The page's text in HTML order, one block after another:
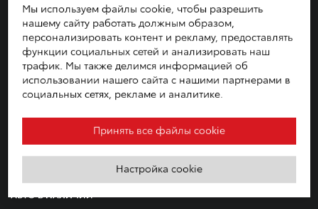
СКАЧАТЬ БРОШЮРЫ
УСЛОВИЯ ПРОДАЖ, ИСПОЛЬЗОВАНИЯ И ОБСЛУЖИВАНИЯ
АВТОМОБИЛЕЙ
МОДЕЛЬНЫЙ РЯД
АВТО В НАЛИЧИИ
Мы используем файлы cookie, чтобы разрешить
нашему сайту работать должным образом,
персонализировать контент и рекламу, предоставлять
функции социальных сетей и анализировать наш
трафик. Мы также делимся информацией об
использовании нашего сайта с нашими партнерами в
социальных сетях, рекламе и аналитике.
Принять все файлы cookie
Настройка cookie